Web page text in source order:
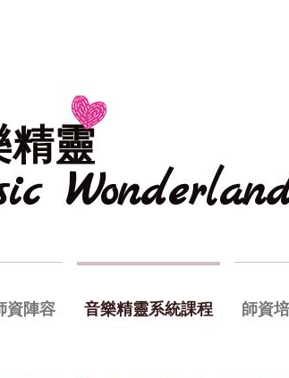
精靈
資陣容 音樂精靈系統課程 師資